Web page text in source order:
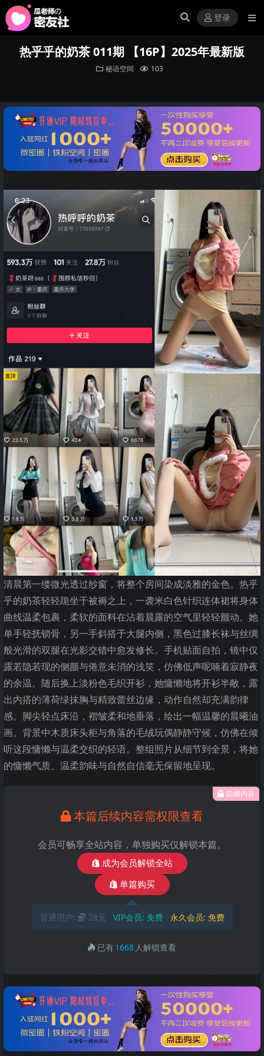
登录
热乎乎的奶茶 011期 【16P】2025年最新版
秘语空间 103
清晨第一缕微光透过纱窗，将整个房间染成淡雅的金色。热乎
乎的奶茶轻轻跪坐于被褥之上，一袭米白色针织连体裙将身体
曲线温柔包裹，柔软的面料在沾着晨露的空气里轻轻颤动。她
单手轻抚锁骨，另一手斜搭于大腿内侧，黑色过膝长袜与丝绸
般光滑的双腿在光影交错中愈发修长。手机贴面自拍，镜中仅
露若隐若现的侧颜与倦意未消的浅笑，仿佛低声呢喃着寂静夜
的余温。随后换上淡粉色毛织开衫，她慵懒地将开衫半敞，露
出内搭的薄荷绿抹胸与精致蕾丝边缘，动作自然却充满韵律
感。脚尖轻点床沿，褶皱柔和地垂落，绘出一幅温馨的晨曦油
画。背景中木质床头柜与角落的毛绒玩偶静静守候，仿佛在倾
听这段慵懒与温柔交织的轻语。整组照片从细节到全景，将她
的慵懒气质、温柔韵味与自然自信毫无保留地呈现。
隐藏内容
本篇后续内容需权限查看
会员可畅享全站内容，单独购买仅解锁本篇。
成为会员解锁全站
单篇购买
普通用户: 28元 VIP会员: 免费 永久会员: 免费
已有1668 人解锁查看